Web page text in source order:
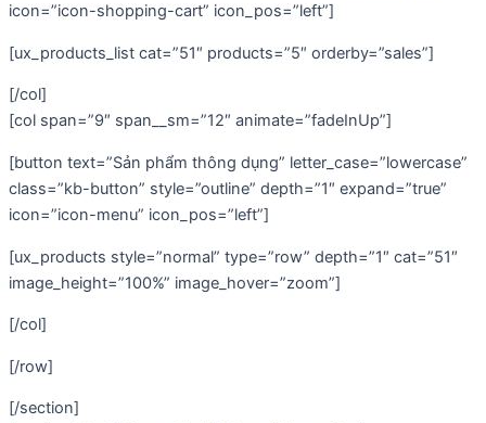
icon=”icon-shopping-cart” icon_pos=”left”]
[ux_products_list cat=”51″ products=”5″ orderby=”sales”]
[/col]
[col span=”9″ span__sm=”12″ animate=”fadeInUp”]
[button text=”Sản phẩm thông dụng” letter_case=”lowercase”
class=”kb-button” style=”outline” depth=”1″ expand=”true”
icon=”icon-menu” icon_pos=”left”]
[ux_products style=”normal” type=”row” depth=”1″ cat=”51″
image_height=”100%” image_hover=”zoom”]
[/col]
[/row]
[/section]